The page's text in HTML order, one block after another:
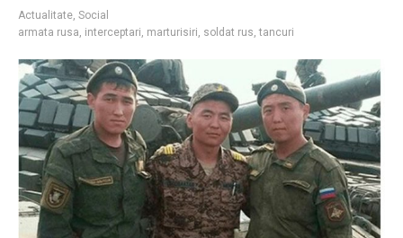
Actualitate Social
armata rusa interceptari marturisiri soldat rus ,tancuri